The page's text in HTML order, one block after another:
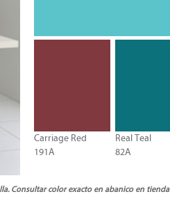
Carriage Red
191A
Real Teal
82A
Consultar color exacto en abanico en tienda